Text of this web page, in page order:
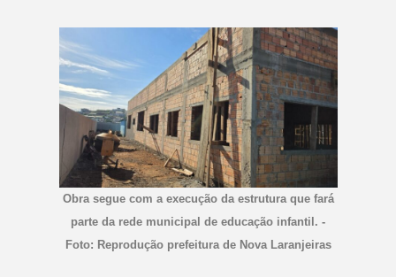
Obra segue com a execução da estrutura que fará
parte da rede municipal de educação infantil. -
Foto: Reprodução prefeitura de Nova Laranjeiras